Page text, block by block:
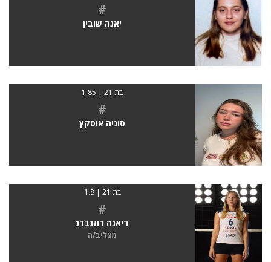
#
יאנה שובין
בת 21 | 1.85
#
סוניה אוסקץ
בת 21 | 1.8
#
דיאנה רוזנברג
מצליב/ה